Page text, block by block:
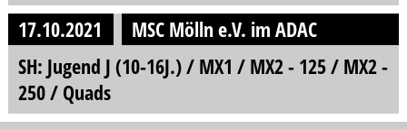
17.10.2021
MSC Mölln e.V. im ADAC
SH: Jugend J (10-16J.) / MX1 / MX2 - 125 / MX2 -
250 / Quads